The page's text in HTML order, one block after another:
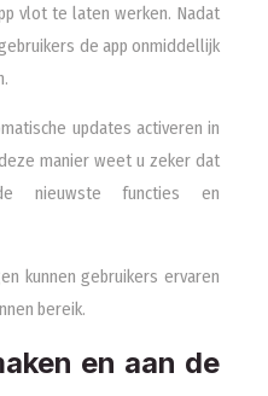
vlot te laten werken. Nadat
de app onmiddellijk
updates activeren in
manier weet u zeker dat
nieuwste functies en
kunnen gebruikers ervaren
bereik.
en aan de